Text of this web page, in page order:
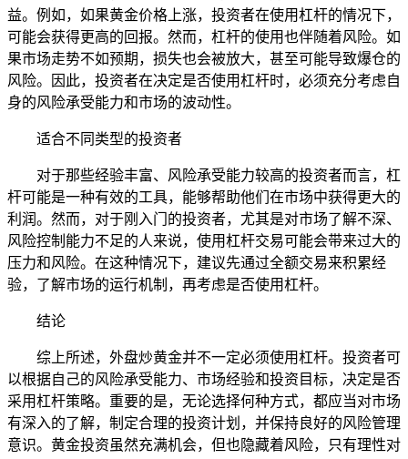
益。例如，如果黄金价格上涨，投资者在使用杠杆的情况下，
可能会获得更高的回报。然而，杠杆的使用也伴随着风险。如
果市场走势不如预期，损失也会被放大，甚至可能导致爆仓的
风险。因此，投资者在决定是否使用杠杆时，必须充分考虑自
身的风险承受能力和市场的波动性。
适合不同类型的投资者
对于那些经验丰富、风险承受能力较高的投资者而言，杠
杆可能是一种有效的工具，能够帮助他们在市场中获得更大的
利润。然而，对于刚入门的投资者，尤其是对市场了解不深、
风险控制能力不足的人来说，使用杠杆交易可能会带来过大的
压力和风险。在这种情况下，建议先通过全额交易来积累经
验，了解市场的运行机制，再考虑是否使用杠杆。
结论
综上所述，外盘炒黄金并不一定必须使用杠杆。投资者可
以根据自己的风险承受能力、市场经验和投资目标，决定是否
采用杠杆策略。重要的是，无论选择何种方式，都应当对市场
有深入的了解，制定合理的投资计划，并保持良好的风险管理
意识。黄金投资虽然充满机会，但也隐藏着风险，只有理性对